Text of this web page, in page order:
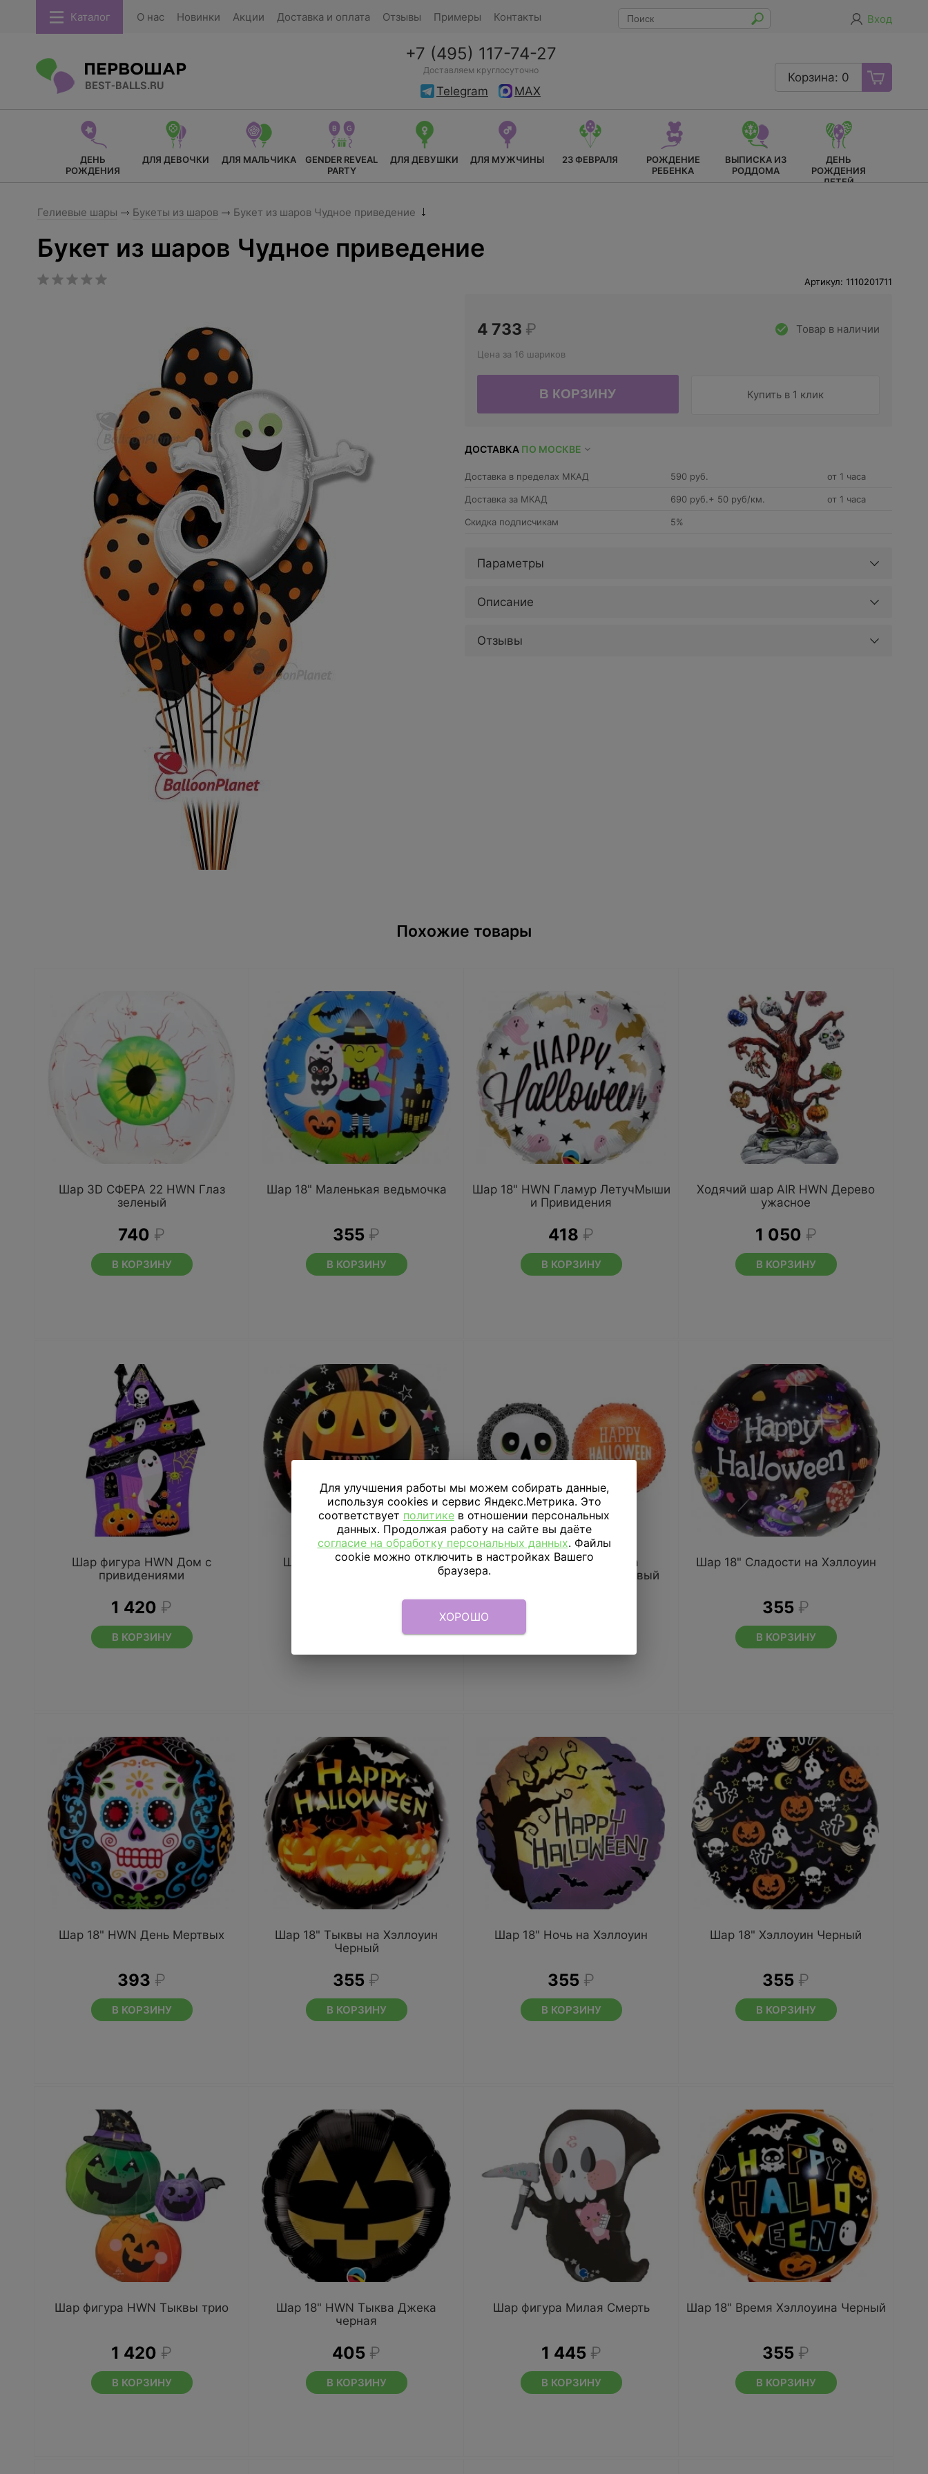
Каталог О нас Новинки Акции Доставка и оплата Отзывы Примеры Контакты Вход
+7 (495) 117-74-27
Доставляем круглосуточно
Telegram MAX
Корзина: 0
ДЕНЬ
РОЖДЕНИЯ
ДЛЯ ДЕВОЧКИ ДЛЯ МАЛЬЧИКА
GENDER REVEAL
PARTY
ДЛЯ ДЕВУШКИ ДЛЯ МУЖЧИНЫ 23 ФЕВРАЛЯ
РОЖДЕНИЕ
РЕБЕНКА
ВЫПИСКА ИЗ
РОДДОМА
ДЕНЬ
РОЖДЕНИЯ
ДЕТЕЙ
Гелиевые шары Букеты из шаров Букет из шаров Чудное приведение
Букет из шаров Чудное приведение
Артикул: 1110201711
Товар в наличии
4 733 ₽
Цена за 16 шариков
Купить в 1 клик
ДОСТАВКА ПО МОСКВЕ
Доставка в пределах МКАД 590 руб. от 1 часа
Доставка за МКАД 690 руб.+ 50 руб/км. от 1 часа
Скидка подписчикам 5%
Параметры
Описание
Отзывы
Похожие товары
Шар 3D СФЕРА 22 HWN Глаз
зеленый
740 ₽
В КОРЗИНУ
Шар 18" Маленькая ведьмочка
355 ₽
В КОРЗИНУ
Шар 18" HWN Гламур ЛетучМыши
и Привидения
418 ₽
В КОРЗИНУ
Ходячий шар AIR HWN Дерево
ужасное
1 050 ₽
В КОРЗИНУ
Шар фигура HWN Дом с
привидениями
1 420 ₽
В КОРЗИНУ
Шар 18" Страшная тыква
Шар 18" HWN Череп на
Хэллоуин,Черный/Оранжевый
Шар 18" Сладости на Хэллоуин
355 ₽
В КОРЗИНУ
Шар 18" HWN День Мертвых
393 ₽
В КОРЗИНУ
Шар 18" Тыквы на Хэллоуин
Черный
355 ₽
В КОРЗИНУ
Шар 18" Ночь на Хэллоуин
355 ₽
В КОРЗИНУ
Шар 18" Хэллоуин Черный
355 ₽
В КОРЗИНУ
Шар фигура HWN Тыквы трио
1 420 ₽
В КОРЗИНУ
Шар 18" HWN Тыква Джека
черная
405 ₽
В КОРЗИНУ
Шар фигура Милая Смерть
1 445 ₽
В КОРЗИНУ
Шар 18" Время Хэллоуина Черный
355 ₽
В КОРЗИНУ
Для улучшения работы мы можем собирать данные,
используя cookies и сервис Яндекс.Метрика. Это
соответствует политике в отношении персональных
данных. Продолжая работу на сайте вы даёте
согласие на обработку персональных данных. Файлы
cookie можно отключить в настройках Вашего
браузера.
ХОРОШО